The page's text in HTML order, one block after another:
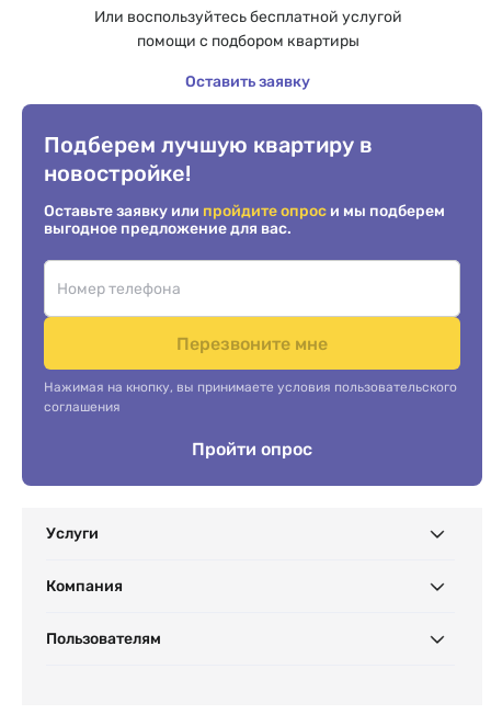
Или воспользуйтесь бесплатной услугой
помощи с подбором квартиры
Оставить заявку
Подберем лучшую квартиру в
новостройке!
Оставьте заявку или пройдите опрос и мы подберем
выгодное предложение для вас.
Перезвоните мне
Нажимая на кнопку, вы принимаете условия пользовательского
соглашения
Пройти опрос
Услуги
Компания
Пользователям